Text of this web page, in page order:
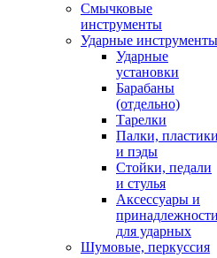
Смычковые
инструменты
Ударные инструменты
Ударные
установки
Барабаны
(отдельно)
Тарелки
Палки, пластики
и пэды
Стойки, педали
и стулья
Аксессуары и
принадлежности
для ударных
Шумовые, перкуссия